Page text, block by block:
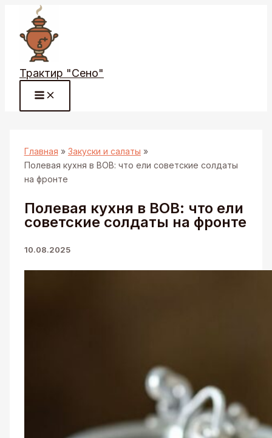
Перейти
содержимому
Трактир "Сено"
Главная
Закуски и салаты
Полевая кухня в ВОВ: что ели советские солдаты
на фронте
Полевая кухня в ВОВ: что ели
советские солдаты на фронте
10.08.2025